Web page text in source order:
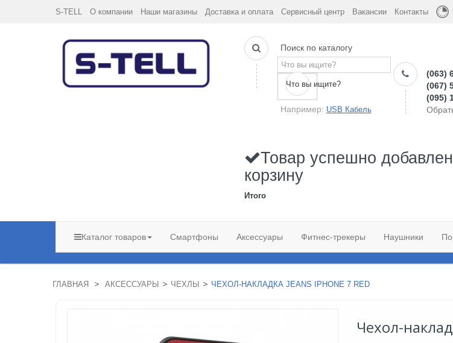
S-TELL О компании Наши магазины Доставка и оплата Сервисный центр Вакансии Контакты
Поиск по каталогу
Что вы ищите?
Например: USB Кабель
(063)
(067)
(095)
Товар успешно
корзину
Итого
Каталог товаров Смартфоны Аксессуары Фитнес-трекеры Наушники
ГЛАВНАЯ > АКСЕССУАРЫ > ЧЕХЛЫ > ЧЕХОЛ-НАКЛАДКА JEANS IPHONE 7 RED
Чехол-